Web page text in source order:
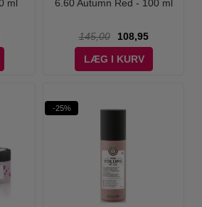
ml
6.60 Autumn Red - 100 ml
145,00
108,95
LÆG I KURV
-25%